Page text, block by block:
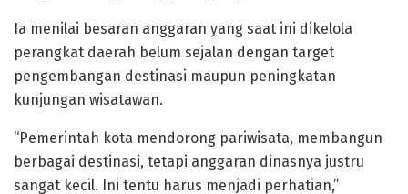
Ia menilai besaran anggaran yang saat ini dikelola
perangkat daerah belum sejalan dengan target
pengembangan destinasi maupun peningkatan
kunjungan wisatawan.
“Pemerintah kota mendorong pariwisata, membangun
berbagai destinasi, tetapi anggaran dinasnya justru
sangat kecil. Ini tentu harus menjadi perhatian,”